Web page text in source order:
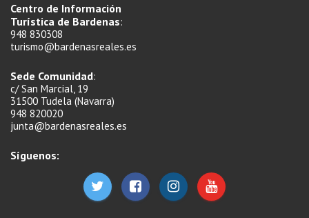
Centro de Información
Turística de Bardenas:
948 830308
turismo@bardenasreales.es
Sede Comunidad:
c/ San Marcial, 19
31500 Tudela (Navarra)
948 820020
junta@bardenasreales.es
Síguenos: